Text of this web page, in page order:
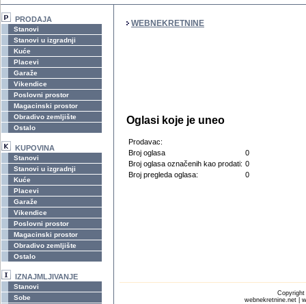
PRODAJA
Stanovi
Stanovi u izgradnji
Kuće
Placevi
Garaže
Vikendice
Poslovni prostor
Magacinski prostor
Obradivo zemljište
Ostalo
KUPOVINA
Stanovi
Stanovi u izgradnji
Kuće
Placevi
Garaže
Vikendice
Poslovni prostor
Magacinski prostor
Obradivo zemljište
Ostalo
IZNAJMLJIVANJE
Stanovi
Sobe
WEBNEKRETNINE
Oglasi koje je uneo
Prodavac:
Broj oglasa
0
Broj oglasa označenih kao prodati: 0
Broj pregleda oglasa:
0
webnekretnine.net |